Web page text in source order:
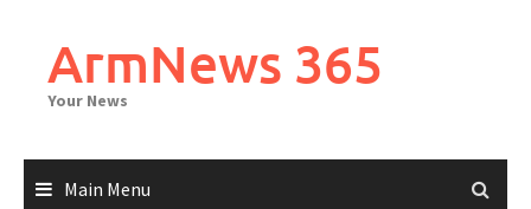
contentArmNews 365
Your News
Main Menu